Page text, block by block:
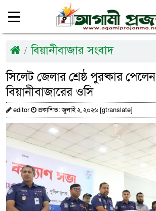
বিয়ানীবাজার সংবাদ
সিলেট জেলার শ্রেষ্ঠ পুরষ্কার পেলেন
বিয়ানীবাজারের ওসি
editor প্রকাশিত: জুলাই ২, ২০২৬ [gtranslate]